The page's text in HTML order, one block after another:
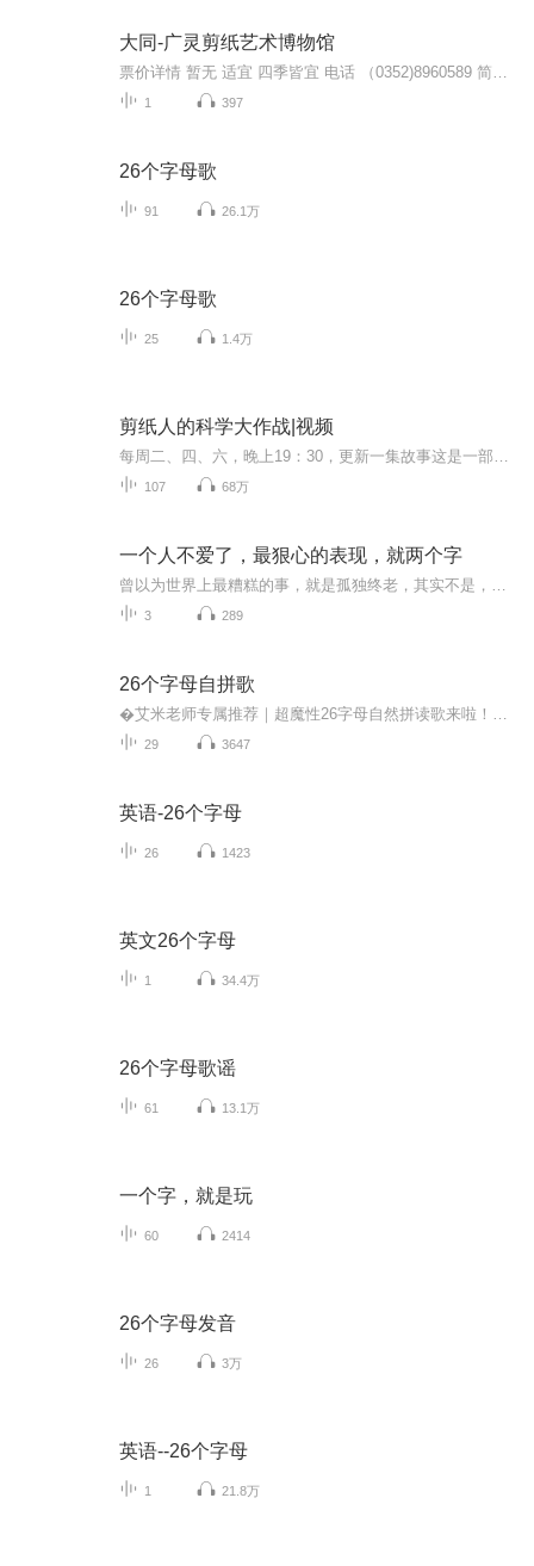
大同-广灵剪纸艺术博物馆
1 397
26个字母歌
91 26.1万
26个字母歌
25 1.4万
剪纸人的科学大作战|视频
107 68万
一个人不爱了，最狠心的表现，就两个字
3 289
26个字母自拼歌
29 3647
英语-26个字母
26 1423
英文26个字母
1 34.4万
26个字母歌谣
61 13.1万
一个字，就是玩
60 2414
26个字母发音
26 3万
英语--26个字母
1 21.8万